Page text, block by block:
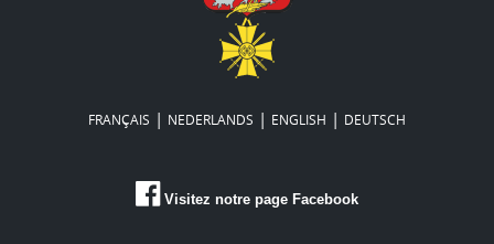
FRANÇAIS | NEDERLANDS | ENGLISH | DEUTSCH
Visitez notre page Facebook